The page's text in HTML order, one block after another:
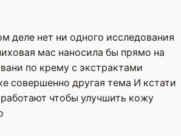
деле нет ни одного исследования
мас наносила бы прямо на
по крему с экстрактами
совершенно другая тема И кстати
чтобы улучшить кожу